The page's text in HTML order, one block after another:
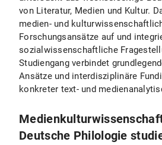
von Literatur, Medien und Kultur.
medien- und
Forschungsansätze auf und
sozialwissenschaftliche
Studiengang verbindet
Ansätze und interdisziplinäre
konkreter text- und
Deutsche Philologie